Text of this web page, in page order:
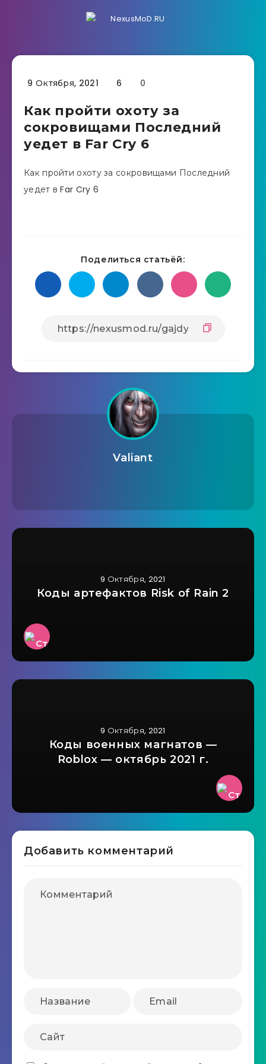
9 Октября, 2021 6 0
Как пройти охоту за
сокровищами Последний
уедет в Far Cry 6
Как пройти охоту за сокровищами Последний
уедет в Far Cry 6
Поделиться статьёй:
Valiant
9 Октября, 2021
Коды артефактов Risk of Rain 2
9 Октября, 2021
Коды военных магнатов —
Roblox — октябрь 2021 г.
Добавить комментарий